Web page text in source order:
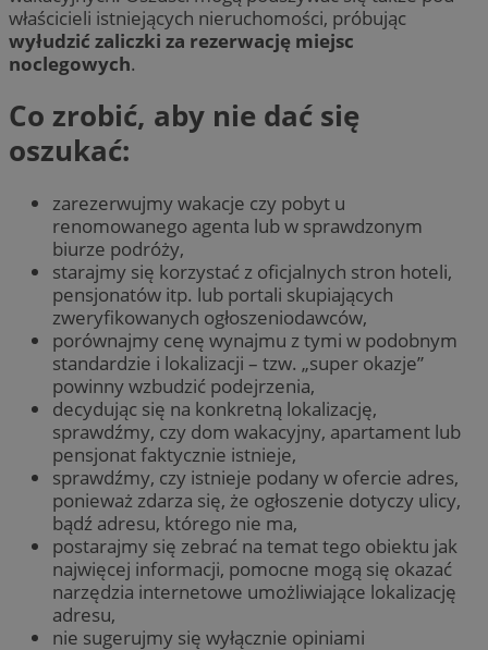
właścicieli istniejących nieruchomości, próbując
wyłudzić zaliczki za rezerwację miejsc
noclegowych.
Co zrobić, aby nie dać się
oszukać:
zarezerwujmy wakacje czy pobyt u
renomowanego agenta lub w sprawdzonym
biurze podróży,
starajmy się korzystać z oficjalnych stron hoteli,
pensjonatów itp. lub portali skupiających
zweryfikowanych ogłoszeniodawców,
porównajmy cenę wynajmu z tymi w podobnym
standardzie i lokalizacji – tzw. „super okazje”
powinny wzbudzić podejrzenia,
decydując się na konkretną lokalizację,
sprawdźmy, czy dom wakacyjny, apartament lub
pensjonat faktycznie istnieje,
sprawdźmy, czy istnieje podany w ofercie adres,
ponieważ zdarza się, że ogłoszenie dotyczy ulicy,
bądź adresu, którego nie ma,
postarajmy się zebrać na temat tego obiektu jak
najwięcej informacji, pomocne mogą się okazać
narzędzia internetowe umożliwiające lokalizację
adresu,
nie sugerujmy się wyłącznie opiniami